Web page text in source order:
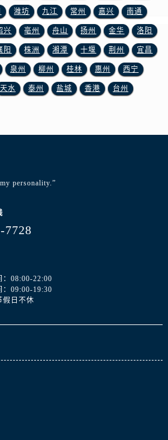
安徽省滁州市琅琊区南谯北路浪琴售后服务中心（需提前预约）
安徽省阜阳市颍州区颍州北路浪琴售后服务中心（需提前预约）
安徽省淮北市相山区淮海路浪琴售后服务中心（需提前预约）
安徽省淮南市田家庵区国庆中路浪琴售后服务中心（需提前预约）
安徽省黄山市屯溪区黄山西路浪琴售后服务中心（需提前预约）
江苏省连云港市海州区通灌北路浪琴售后服务中心（需提前预约）
江苏省宿迁市宿城区西湖路浪琴售后服务中心（需提前预约）
潍坊 九江 常州 嘉兴 南通
兴 亳州 舟山 扬州 金华 洛阳
阳 株洲 湘潭 十堰 荆州 宜昌
泉州 柳州 桂林 惠州 西宁
天水 泰州 盐城 香港 台州
personality.”
7728
：08:00-22:00
：09:00-19:30
假日不休